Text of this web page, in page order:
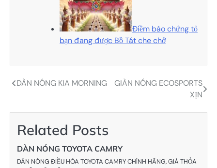
Điềm báo chứng tỏ
bạn đang được Bồ Tát che chở
Điều
viết
DÀN NÓNG KIA MORNING
GIÀN NÓNG ECOSPORTS
XỊN
Related Posts
DÀN NÓNG TOYOTA CAMRY
DÀN NÓNG ĐIỀU HÒA TOYOTA CAMRY CHÍNH HÃNG, GIÁ THỎA